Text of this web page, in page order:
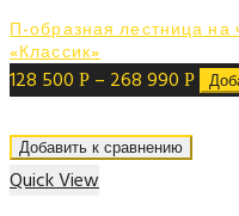
П-образная лестница на
«Классик»
128 500 Р – 268 990 Р
Добавить к сравнению
Quick View